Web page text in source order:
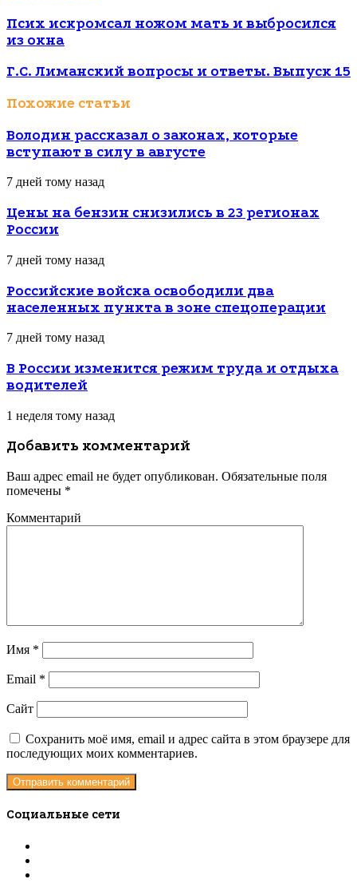
Псих искромсал ножом мать и выбросился
из окна
Г.С. Лиманский вопросы и ответы. Выпуск 15
Похожие статьи
Володин рассказал о законах, которые
вступают в силу в августе
7 дней тому назад
Цены на бензин снизились в 23 регионах
России
7 дней тому назад
Российские войска освободили два
населенных пункта в зоне спецоперации
7 дней тому назад
В России изменится режим труда и отдыха
водителей
1 неделя тому назад
Добавить комментарий
Ваш адрес email не будет опубликован. Обязательные поля
помечены *
Комментарий
Имя *
Email *
Сайт
Сохранить моё имя, email и адрес сайта в этом браузере для
последующих моих комментариев.
Социальные сети